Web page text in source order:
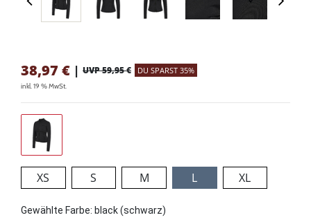
38,97 € | UVP 59,95 € DU SPARST 35%
inkl. 19 % MwSt.
XS S M L XL
Gewählte Farbe: black (schwarz)